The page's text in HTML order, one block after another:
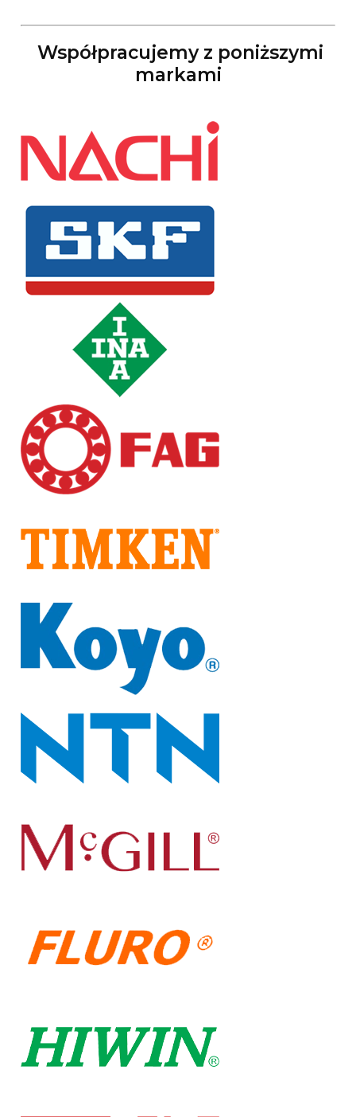
Współpracujemy z poniższymi
markami